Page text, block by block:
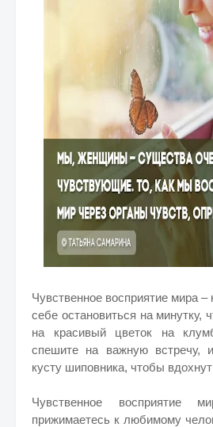
Чувственное восприятие мира –
себе остановиться на минутку,
на красивый цветок на
спешите на важную встречу,
кусту шиповника, чтобы
Чувственное восприятие
прижимаетесь к любимому